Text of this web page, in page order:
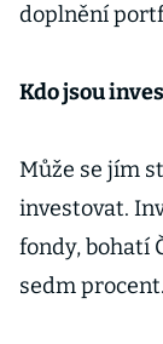
doplnění
Kdo jsou
Může se jím
investovat.
fondy, bohatí
sedm